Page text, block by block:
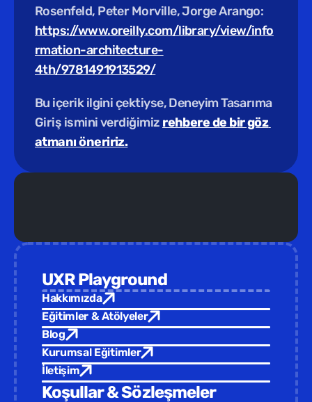
UXR Playground
Hakkımızda
Eğitimler & Atölyeler
Blog
Kurumsal Eğitimler
İletişim
Koşullar & Sözleşmeler
Rosenfeld, Peter Morville, Jorge Arango:
https://www.oreilly.com/library/view/info
rmation-architecture-
4th/9781491913529/
Bu içerik ilgini çektiyse, Deneyim Tasarıma
Giriş ismini verdiğimiz rehbere de bir göz
atmanı öneririz.